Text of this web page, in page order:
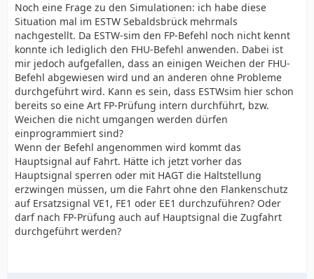
Noch eine Frage zu den Simulationen: ich habe diese
Situation mal im ESTW Sebaldsbrück mehrmals
nachgestellt. Da ESTW-sim den FP-Befehl noch nicht kennt
konnte ich lediglich den FHU-Befehl anwenden. Dabei ist
mir jedoch aufgefallen, dass an einigen Weichen der FHU-
Befehl abgewiesen wird und an anderen ohne Probleme
durchgeführt wird. Kann es sein, dass ESTWsim hier schon
bereits so eine Art FP-Prüfung intern durchführt, bzw.
Weichen die nicht umgangen werden dürfen
einprogrammiert sind?
Wenn der Befehl angenommen wird kommt das
Hauptsignal auf Fahrt. Hätte ich jetzt vorher das
Hauptsignal sperren oder mit HAGT die Haltstellung
erzwingen müssen, um die Fahrt ohne den Flankenschutz
auf Ersatzsignal VE1, FE1 oder EE1 durchzuführen? Oder
darf nach FP-Prüfung auch auf Hauptsignal die Zugfahrt
durchgeführt werden?